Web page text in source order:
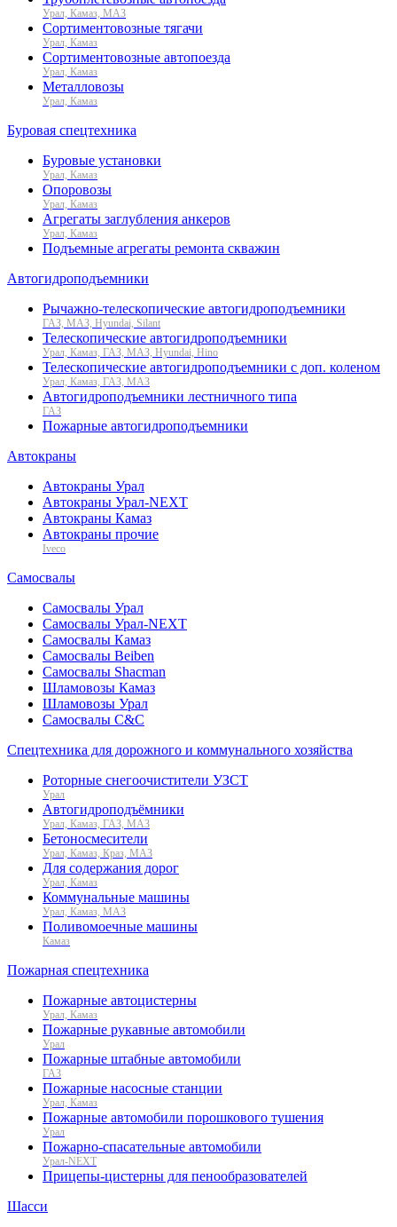
Урал, Камаз, МАЗ
Сортиментовозные тягачи
Урал, Камаз
Сортиментовозные автопоезда
Урал, Камаз
Металловозы
Урал, Камаз
Буровая спецтехника
Буровые установки
Урал, Камаз
Опоровозы
Урал, Камаз
Агрегаты заглубления анкеров
Урал, Камаз
Подъемные агрегаты ремонта скважин
Автогидроподъемники
Рычажно-телескопические автогидроподъемники
ГАЗ, МАЗ, Hyundai, Silant
Телескопические автогидроподъемники
Урал, Камаз, ГАЗ, МАЗ, Hyundai, Hino
Телескопические автогидроподъемники с доп. коленом
Урал, Камаз, ГАЗ, МАЗ
Автогидроподъемники лестничного типа
ГАЗ
Пожарные автогидроподъемники
Автокраны
Автокраны Урал
Автокраны Урал-NEXT
Автокраны Камаз
Автокраны прочие
Iveco
Самосвалы
Самосвалы Урал
Самосвалы Урал-NEXT
Самосвалы Камаз
Самосвалы Beiben
Самосвалы Shacman
Шламовозы Камаз
Шламовозы Урал
Самосвалы C&C
Спецтехника для дорожного и коммунального хозяйства
Роторные снегоочистители УЗСТ
Урал
Автогидроподъёмники
Урал, Камаз, ГАЗ, МАЗ
Бетоносмесители
Урал, Камаз, Краз, МАЗ
Для содержания дорог
Урал, Камаз
Коммунальные машины
Урал, Камаз, МАЗ
Поливомоечные машины
Камаз
Пожарная спецтехника
Пожарные автоцистерны
Урал, Камаз
Пожарные рукавные автомобили
Урал
Пожарные штабные автомобили
ГАЗ
Пожарные насосные станции
Урал, Камаз
Пожарные автомобили порошкового тушения
Урал
Пожарно-спасательные автомобили
Урал-NEXT
Прицепы-цистерны для пенообразователей
Шасси